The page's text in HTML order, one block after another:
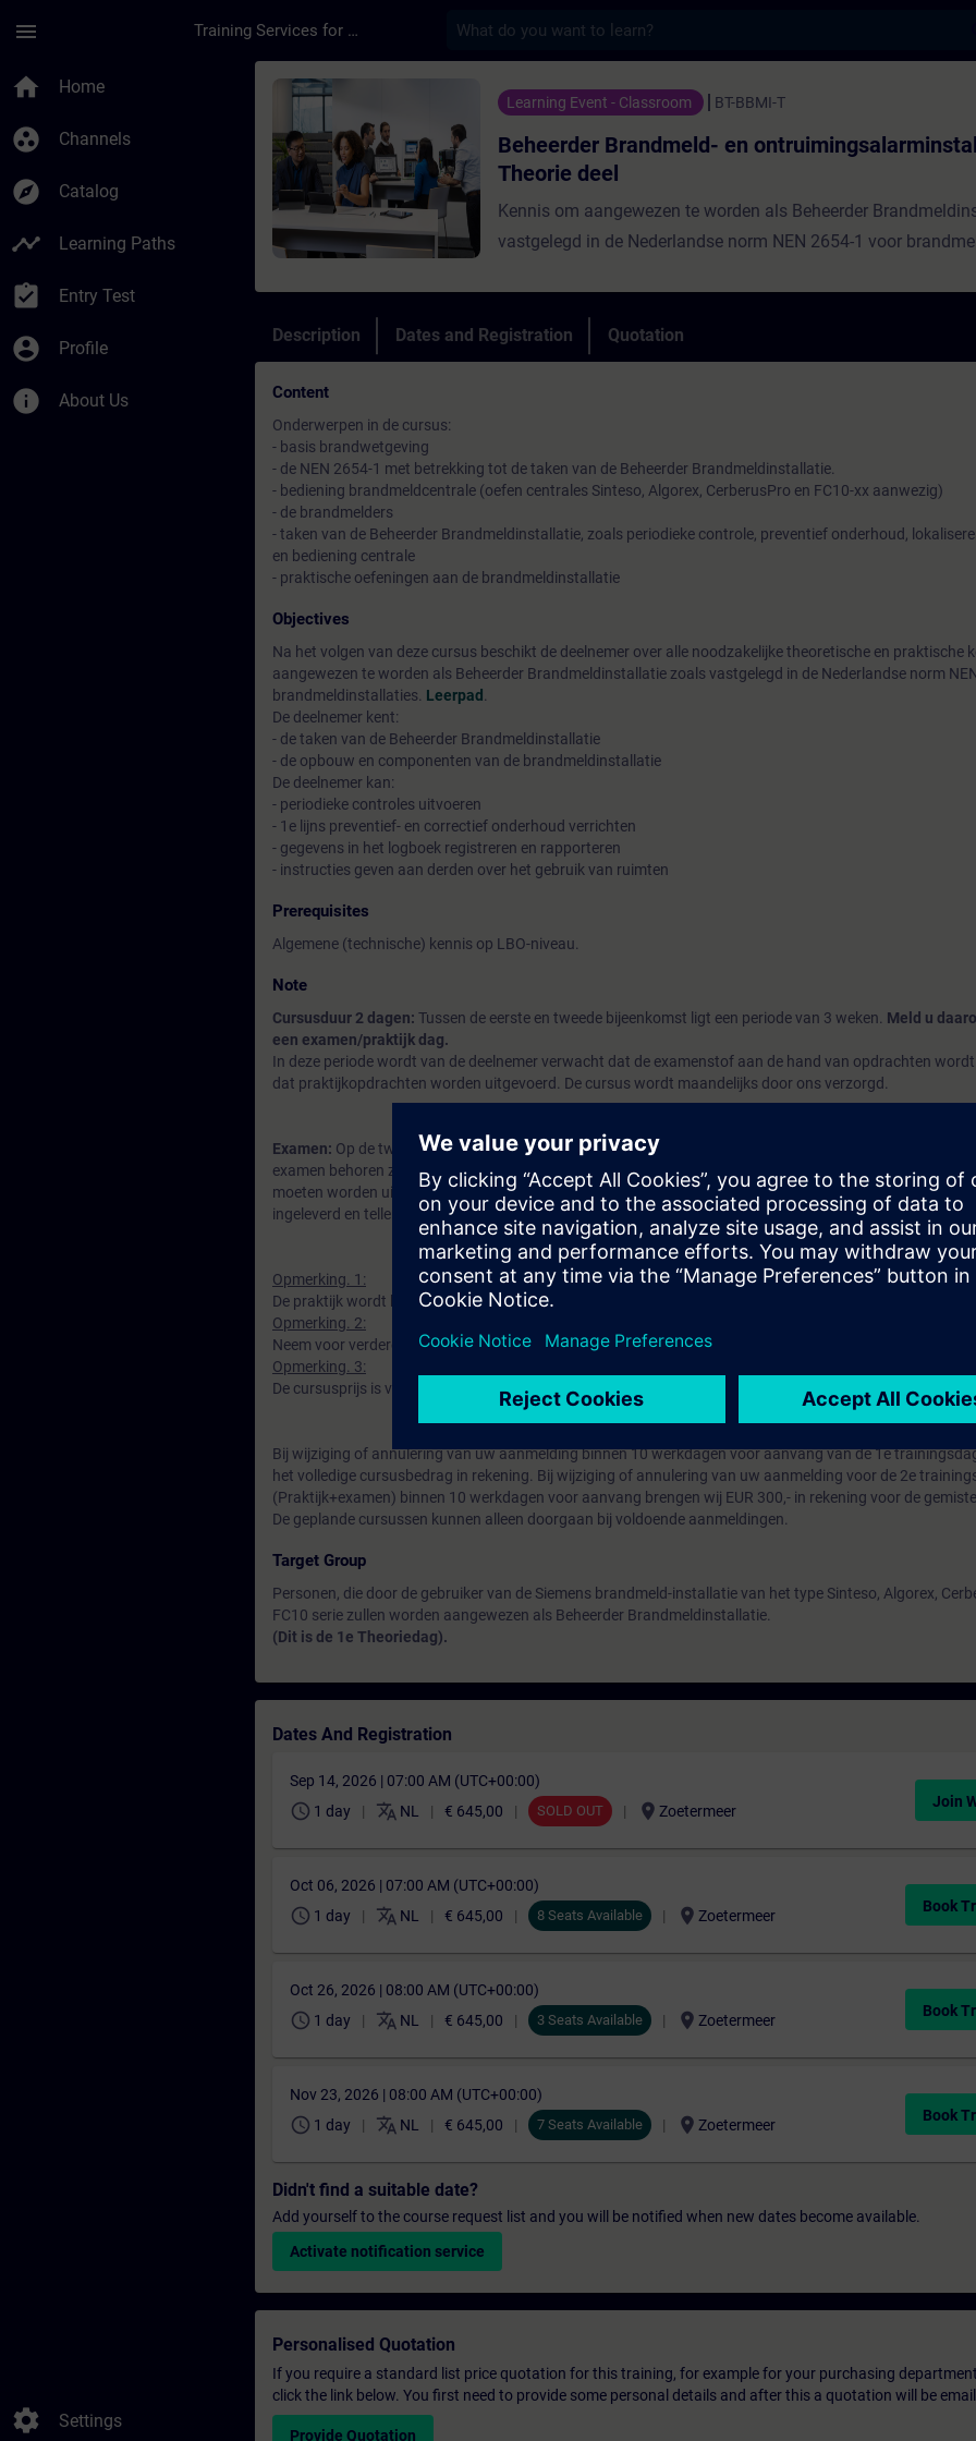
menu Training Services for Digital Industries
home Home
group_work Channels
explore Catalog
timeline Learning Paths
assignment_turned_in Entry Test
account_circle Profile
info About Us
settings Settings
Course - Beheerder Brandmeld- en
Learning Event - Classroom BT-BBMI-T
Beheerder Brandmeld- en
Theorie deel
Kennis om aangewezen te worden als Beheerder
vastgelegd in de Nederlandse norm NEN 2654-1 voor
Description Dates and Registration Quotation
Content
Onderwerpen in de cursus:
- basis brandwetgeving
- de NEN 2654-1 met betrekking tot de taken van de Beheerder Brandmeldinstallatie.
- bediening brandmeldcentrale (oefen centrales Sinteso, Algorex, CerberusPro en FC10-xx aanwezig)
- de brandmelders
- taken van de Beheerder Brandmeldinstallatie, zoals periodieke controle, preventief onderhoud,
en bediening centrale
- praktische oefeningen aan de brandmeldinstallatie
Objectives
Na het volgen van deze cursus beschikt de deelnemer over alle noodzakelijke theoretische en praktische
aangewezen te worden als Beheerder Brandmeldinstallatie zoals vastgelegd in de Nederlandse norm
brandmeldinstallaties. Leerpad
De deelnemer kent:
- de taken van de Beheerder Brandmeldinstallatie
- de opbouw en componenten van de brandmeldinstallatie
De deelnemer kan:
- periodieke controles uitvoeren
- 1e lijns preventief- en correctief onderhoud verrichten
- gegevens in het logboek registreren en rapporteren
- instructies geven aan derden over het gebruik van ruimten
Prerequisites
Algemene (technische) kennis op LBO-niveau.
Note
Cursusduur 2 dagen: Tussen de eerste en tweede bijeenkomst ligt een periode van 3 weken. Meld u
een examen/praktijk dag.
In deze periode wordt van de deelnemer verwacht dat de examenstof aan de hand van opdrachten
dat praktijkopdrachten worden uitgevoerd. De cursus wordt maandelijks door ons verzorgd.
Examen: Op de tweede cursusdag wordt een schriftelijk examen afgenomen, onder auspiciën van het
examen behoren zeven opdrachten, die in de periode tussen de tweebijeenkomsten aan de eigen
moeten worden uitgevoerd. De schriftelijke opdrachten dienen in de ochtend van de tweede trainingsdag
ingeleverd en tellen voor een deel mee aan de schriftelijke examen.
Opmerking. 1:
De praktijk wordt beoefend op de brandmeldcentrale van het type Sinteso FC20, Algorex, Cerberus Pro en
Opmerking. 2:
Neem voor verdere informatie contact op met Siemens Training, telefoon 070 - 333 3900
Opmerking. 3:
De cursusprijs is voor 2 dagen (Theorie en Praktijk/examen)
Bij wijziging of annulering van uw aanmelding binnen 10 werkdagen voor aanvang van de 1e
het volledige cursusbedrag in rekening. Bij wijziging of annulering van uw aanmelding voor de 2e
(Praktijk+examen) binnen 10 werkdagen voor aanvang brengen wij EUR 300,- in rekening voor de
De geplande cursussen kunnen alleen doorgaan bij voldoende aanmeldingen.
Target Group
Personen, die door de gebruiker van de Siemens brandmeld-installatie van het type Sinteso, Algorex,
FC10 serie zullen worden aangewezen als Beheerder Brandmeldinstallatie.
(Dit is de 1e Theoriedag).
Dates And Registration
Sep 14, 2026 | 07:00 AM (UTC+00:00)
schedule 1 day translate NL € 645,00 SOLD OUT location_on Zoetermeer
Join
Oct 06, 2026 | 07:00 AM (UTC+00:00)
schedule 1 day translate NL € 645,00 8 Seats Available location_on Zoetermeer
Book
Oct 26, 2026 | 08:00 AM (UTC+00:00)
schedule 1 day translate NL € 645,00 3 Seats Available location_on Zoetermeer
Book
Nov 23, 2026 | 08:00 AM (UTC+00:00)
schedule 1 day translate NL € 645,00 7 Seats Available location_on Zoetermeer
Book
Didn't find a suitable date?
Add yourself to the course request list and you will be notified when new dates become available.
Activate notification service
Personalised Quotation
If you require a standard list price quotation for this training, for example for your purchasing
click the link below. You first need to provide some personal details and after this a quotation will be
Provide Quotation